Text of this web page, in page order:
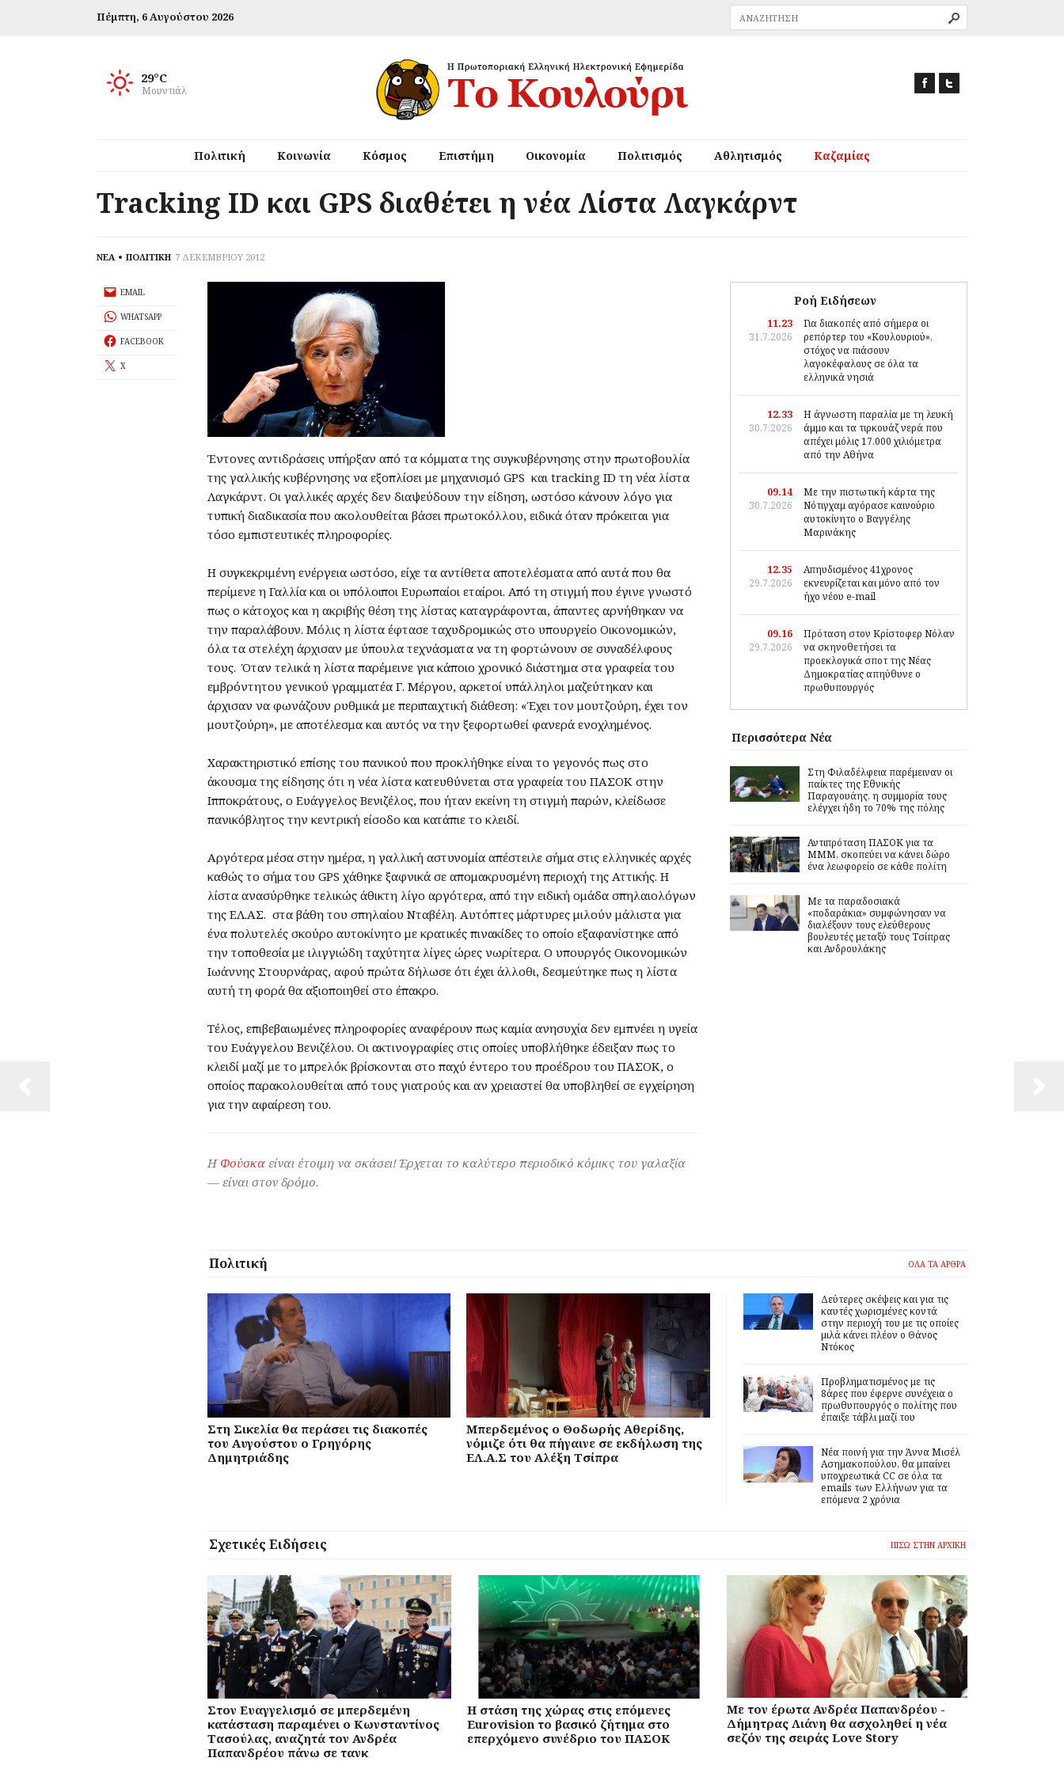
Μουντιάλ
29°C
Πέμπτη, 6 Αυγούστου 2026
Πολιτική Κοινωνία Κόσμος Επιστήμη Οικονομία Πολιτισμός Αθλητισμός Καζαμίας
Tracking ID και GPS διαθέτει η νέα Λίστα Λαγκάρντ
ΝΕΑ ΠΟΛΙΤΙΚΗ 7 ΔΕΚΕΜΒΡΙΟΥ 2012
Έντονες αντιδράσεις υπήρξαν από τα κόμματα της συγκυβέρνησης στην πρωτοβουλία
της γαλλικής κυβέρνησης να εξοπλίσει με μηχανισμό GPS και tracking ID τη νέα λίστα
Λαγκάρντ. Οι γαλλικές αρχές δεν διαψεύδουν την είδηση, ωστόσο κάνουν λόγο για
τυπική διαδικασία που ακολουθείται βάσει πρωτοκόλλου, ειδικά όταν πρόκειται για
τόσο εμπιστευτικές πληροφορίες.
Η συγκεκριμένη ενέργεια ωστόσο, είχε τα αντίθετα αποτελέσματα από αυτά που θα
περίμενε η Γαλλία και οι υπόλοιποι Ευρωπαίοι εταίροι. Από τη στιγμή που έγινε γνωστό
πως ο κάτοχος και η ακριβής θέση της λίστας καταγράφονται, άπαντες αρνήθηκαν να
την παραλάβουν. Μόλις η λίστα έφτασε ταχυδρομικώς στο υπουργείο Οικονομικών,
όλα τα στελέχη άρχισαν με ύπουλα τεχνάσματα να τη φορτώνουν σε συναδέλφους
τους. Όταν τελικά η λίστα παρέμεινε για κάποιο χρονικό διάστημα στα γραφεία του
εμβρόντητου γενικού γραμματέα Γ. Μέργου, αρκετοί υπάλληλοι μαζεύτηκαν και
άρχισαν να φωνάζουν ρυθμικά με περιπαιχτική διάθεση: «Έχει τον μουτζούρη, έχει τον
μουτζούρη», με αποτέλεσμα και αυτός να την ξεφορτωθεί φανερά ενοχλημένος.
Χαρακτηριστικό επίσης του πανικού που προκλήθηκε είναι το γεγονός πως στο
άκουσμα της είδησης ότι η νέα λίστα κατευθύνεται στα γραφεία του ΠΑΣΟΚ στην
Ιπποκράτους, ο Ευάγγελος Βενιζέλος, που ήταν εκείνη τη στιγμή παρών, κλείδωσε
πανικόβλητος την κεντρική είσοδο και κατάπιε το κλειδί.
Αργότερα μέσα στην ημέρα, η γαλλική αστυνομία απέστειλε σήμα στις ελληνικές αρχές
καθώς το σήμα του GPS χάθηκε ξαφνικά σε απομακρυσμένη περιοχή της Αττικής. Η
λίστα ανασύρθηκε τελικώς άθικτη λίγο αργότερα, από την ειδική ομάδα σπηλαιολόγων
της ΕΛ.ΑΣ. στα βάθη του σπηλαίου Νταβέλη. Αυτόπτες μάρτυρες μιλούν μάλιστα για
ένα πολυτελές σκούρο αυτοκίνητο με κρατικές πινακίδες το οποίο εξαφανίστηκε από
την τοποθεσία με ιλιγγιώδη ταχύτητα λίγες ώρες νωρίτερα. Ο υπουργός Οικονομικών
Ιωάννης Στουρνάρας, αφού πρώτα δήλωσε ότι έχει άλλοθι, δεσμεύτηκε πως η λίστα
αυτή τη φορά θα αξιοποιηθεί στο έπακρο.
Τέλος, επιβεβαιωμένες πληροφορίες αναφέρουν πως καμία ανησυχία δεν εμπνέει η υγεία
του Ευάγγελου Βενιζέλου. Οι ακτινογραφίες στις οποίες υποβλήθηκε έδειξαν πως το
κλειδί μαζί με το μπρελόκ βρίσκονται στο παχύ έντερο του προέδρου του ΠΑΣΟΚ, ο
οποίος παρακολουθείται από τους γιατρούς και αν χρειαστεί θα υποβληθεί σε εγχείρηση
για την αφαίρεση του.
Η Φούσκα είναι έτοιμη να σκάσει! Έρχεται το καλύτερο περιοδικό κόμικς του γαλαξία
— είναι στον δρόμο.
EMAIL
WHATSAPP
FACEBOOK
X
Ροή Ειδήσεων
11.23
31.7.2026
Για διακοπές από σήμερα οι
ρεπόρτερ του «Κουλουριού»,
στόχος να πιάσουν
λαγοκέφαλους σε όλα τα
ελληνικά νησιά
12.33
30.7.2026
Η άγνωστη παραλία με τη λευκή
άμμο και τα τιρκουάζ νερά που
απέχει μόλις 17.000 χιλιόμετρα
από την Αθήνα
09.14
30.7.2026
Με την πιστωτική κάρτα της
Νότιγχαμ αγόρασε καινούριο
αυτοκίνητο ο Βαγγέλης
Μαρινάκης
12.35
29.7.2026
Απηυδισμένος 41χρονος
εκνευρίζεται και μόνο από τον
ήχο νέου e-mail
09.16
29.7.2026
Πρόταση στον Κρίστοφερ Νόλαν
να σκηνοθετήσει τα
προεκλογικά σποτ της Νέας
Δημοκρατίας απηύθυνε ο
πρωθυπουργός
Περισσότερα Νέα
Στη Φιλαδέλφεια παρέμειναν οι
παίκτες της Εθνικής
Παραγουάης, η συμμορία τους
ελέγχει ήδη το 70% της πόλης
Αντιπρόταση ΠΑΣΟΚ για τα
ΜΜΜ, σκοπεύει να κάνει δώρο
ένα λεωφορείο σε κάθε πολίτη
Με τα παραδοσιακά
«ποδαράκια» συμφώνησαν να
διαλέξουν τους ελεύθερους
βουλευτές μεταξύ τους Τσίπρας
και Ανδρουλάκης
Πολιτική ΟΛΑ ΤΑ ΑΡΘΡΑ
Στη Σικελία θα περάσει τις διακοπές
του Αυγούστου ο Γρηγόρης
Δημητριάδης
Μπερδεμένος ο Θοδωρής Αθερίδης,
νόμιζε ότι θα πήγαινε σε εκδήλωση της
ΕΛ.Α.Σ του Αλέξη Τσίπρα
Δεύτερες σκέψεις και για τις
καυτές χωρισμένες κοντά
στην περιοχή του με τις οποίες
μιλά κάνει πλέον ο Θάνος
Ντόκος
Προβληματισμένος με τις
8άρες που έφερνε συνέχεια ο
πρωθυπουργός ο πολίτης που
έπαιξε τάβλι μαζί του
Νέα ποινή για την Άννα Μισέλ
Ασημακοπούλου, θα μπαίνει
υποχρεωτικά CC σε όλα τα
emails των Ελλήνων για τα
επόμενα 2 χρόνια
Σχετικές Ειδήσεις ΠΙΣΩ ΣΤΗΝ ΑΡΧΙΚΗ
Στον Ευαγγελισμό σε μπερδεμένη
κατάσταση παραμένει ο Κωνσταντίνος
Τασούλας, αναζητά τον Ανδρέα
Παπανδρέου πάνω σε τανκ
Η στάση της χώρας στις επόμενες
Eurovision το βασικό ζήτημα στο
επερχόμενο συνέδριο του ΠΑΣΟΚ
Με τον έρωτα Ανδρέα Παπανδρέου -
Δήμητρας Λιάνη θα ασχοληθεί η νέα
σεζόν της σειράς Love Story